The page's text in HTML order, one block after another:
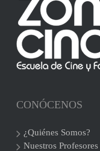
CONÓCENOS
¿Quiénes Somos?
Nuestros Profesores